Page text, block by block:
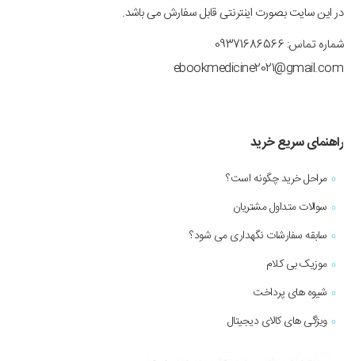
در این سایت بصورت اینترنتی قابل سفارش می باشد.
شماره تماس: 09371686566
ebookmedicine2021@gmail.com
راهنمای سریع خرید
مراحل خرید چگونه است؟
سوالات متداول مشتریان
سابقه سفارشات نگهداری می شود؟
موزیک بی کلام
شیوه های پرداخت
ویژگی های کالای دیجیتال